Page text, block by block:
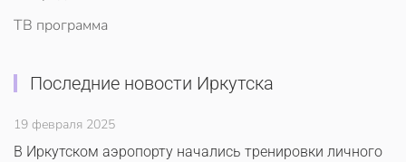
ТВ программа
Последние новости Иркутска
19 февраля 2025
В Иркутском аэропорту начались тренировки личного